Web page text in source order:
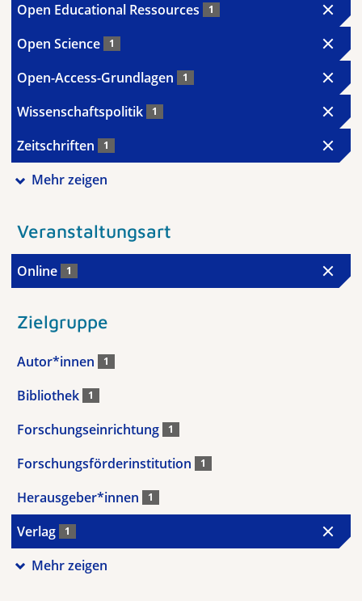
Open Educational Ressources 1
Open Science 1
Open-Access-Grundlagen 1
Wissenschaftspolitik 1
Zeitschriften 1
Mehr zeigen
Veranstaltungsart
Online 1
Zielgruppe
Autor*innen 1
Bibliothek 1
Forschungseinrichtung 1
Forschungsförderinstitution 1
Herausgeber*innen 1
Verlag 1
Mehr zeigen